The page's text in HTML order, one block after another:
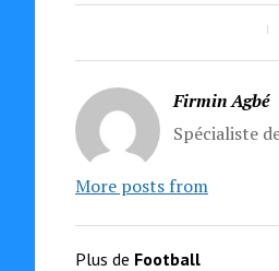
Firmin Agbé
Spécialiste
More posts from
Plus de Football